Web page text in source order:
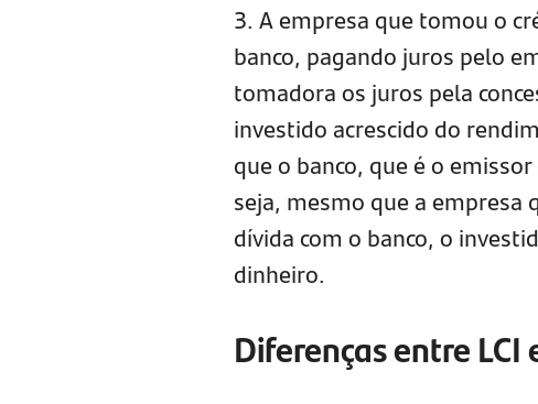
3. A empresa que tomou o
banco, pagando juros pelo
tomadora os juros pela
investido acrescido do
que o banco, que é o
seja, mesmo que a empresa
dívida com o banco, o
dinheiro.
Diferenças entre LCI